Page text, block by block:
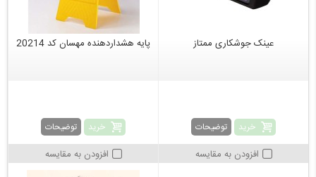
عینک جوشکاری ممتاز
خرید توضیحات
افزودن به مقایسه
پایه هشداردهنده مهسان کد 20214
خرید توضیحات
افزودن به مقایسه